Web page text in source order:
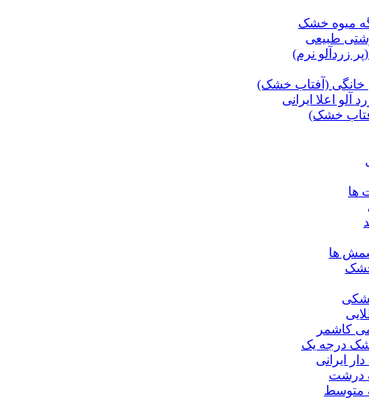
میوه خشک
طبیعی
زردآلو نرم)
خانگی (آفتاب خشک)
اعلا ایرانی
خشک)
ها
ها
کاشمر
درجه یک
ایرانی
درشت
متوسط